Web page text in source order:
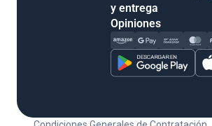
y entrega
Opiniones